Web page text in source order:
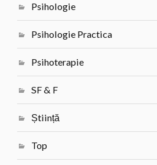
Psihologie
Psihologie Practica
Psihoterapie
SF & F
Știință
Top